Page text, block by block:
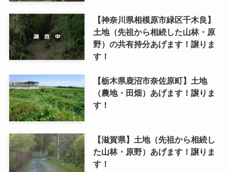
【神奈川県相模原市緑区千木良】
土地（先祖から相続した山林・原
野）の共有持分あげます！譲りま
す！
【栃木県鹿沼市奈佐原町】土地
（農地・田畑）あげます！譲りま
す！
【滋賀県】土地（先祖から相続し
た山林・原野）あげます！譲りま
す！